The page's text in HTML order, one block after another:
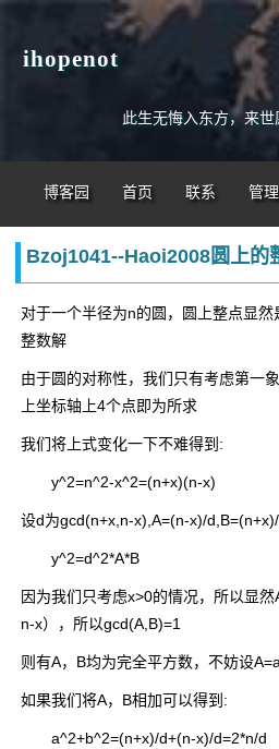
ihopenot
此生无悔入东方，来世
博客园 首页 联系 管理
Bzoj1041--Haoi2008圆上的
对于一个半径为n的圆，圆上整点显
整数解
由于圆的对称性，我们只有考虑第一
上坐标轴上4个点即为所求
我们将上式变化一下不难得到:
y^2=n^2-x^2=(n+x)(n-x)
设d为gcd(n+x,n-x),A=(n-x)/d,B=(n+x)/
y^2=d^2*A*B
因为我们只考虑x>0的情况，所以显然
n-x），所以gcd(A,B)=1
则有A，B均为完全平方数，不妨设
如果我们将A，B相加可以得到:
a^2+b^2=(n+x)/d+(n-x)/d=2*n/d